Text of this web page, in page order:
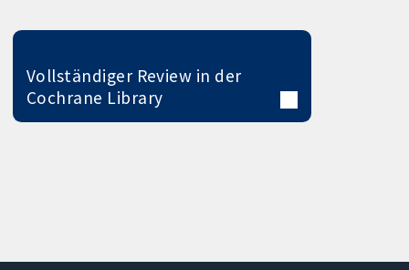
Vollständiger Review in der
Cochrane Library